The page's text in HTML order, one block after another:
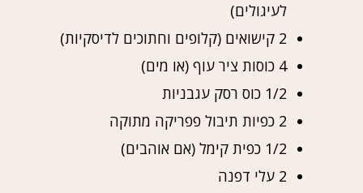
לעיגולים)
2 קישואים (קלופים וחתוכים לדיסקיות)
4 כוסות ציר עוף (או מים)
1/2 כוס רסק עגבניות
2 כפיות תיבול פפריקה מתוקה
1/2 כפית קימל (אם אוהבים)
2 עלי דפנה